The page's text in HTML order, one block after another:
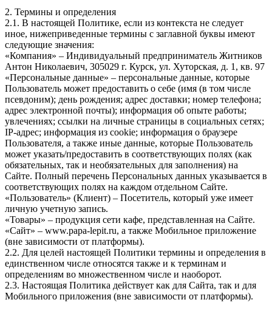
2. Термины и определения
2.1. В настоящей Политике, если из контекста не следует
иное, нижеприведенные термины с заглавной буквы имеют
следующие значения:
«Компания» – Индивидуальный предприниматель Житников
Антон Николаевич, 305029 г. Курск, ул. Хуторская, д. 1, кв. 97
«Персональные данные» – персональные данные, которые
Пользователь может предоставить о себе (имя (в том числе
псевдоним); день рождения; адрес доставки; номер телефона;
адрес электронной почты); информация об опыте работы;
увлечениях; ссылки на личные страницы в социальных сетях;
IP-адрес; информация из cookie; информация о браузере
Пользователя, а также иные данные, которые Пользователь
может указать/предоставить в соответствующих полях (как
обязательных, так и необязательных для заполнения) на
Сайте. Полный перечень Персональных данных указывается в
соответствующих полях на каждом отдельном Сайте.
«Пользователь» (Клиент) – Посетитель, который уже имеет
личную учетную запись.
«Товары» – продукция сети кафе, представленная на Сайте.
«Сайт» – www.papa-lepit.ru, а также Мобильное приложение
(вне зависимости от платформы).
2.2. Для целей настоящей Политики термины и определения в
единственном числе относятся также и к терминам и
определениям во множественном числе и наоборот.
2.3. Настоящая Политика действует как для Сайта, так и для
Мобильного приложения (вне зависимости от платформы).